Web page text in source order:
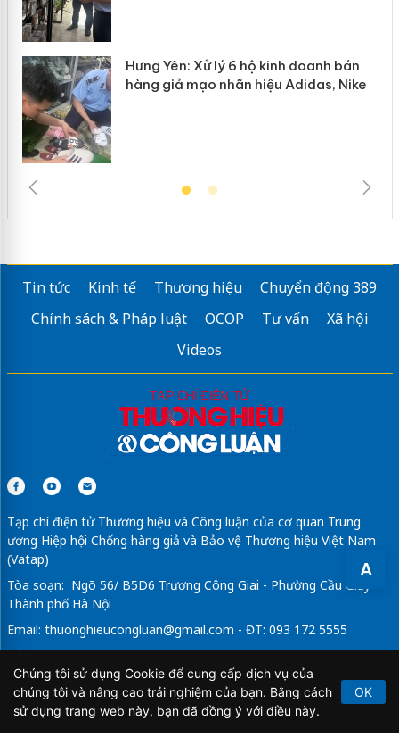
A
Hưng Yên: Xử lý 6 hộ kinh doanh bán
hàng giả mạo nhãn hiệu Adidas, Nike
Tin tức Kinh tế Thương hiệu
Chuyển động 389
Chính sách & Pháp luật
OCOP Tư vấn
Xã hội
Videos
Tạp chí điện tử Thương hiệu và Công luận của cơ quan Trung
ương Hiệp hội Chống hàng giả và Bảo vệ Thương hiệu Việt Nam
(Vatap)
Tòa soạn: Ngõ 56/ B5D6 Trương Công Giai - Phường Cầu Giấy -
Thành phố Hà Nội
Email: thuonghieucongluan@gmail.com - ĐT: 093 172 5555
Tổng Biên Tập: Vũ Đức Thuận
Giấy phép hoạt động báo chí điện tử số 64/GP-BTTTT do Bộ
Thông tin và Truyền thông cấp ngày 21/2/2020.
Chúng tôi sử dụng Cookie để cung cấp dịch vụ của
chúng tôi và nâng cao trải nghiệm của bạn. Bằng cách
sử dụng trang web này, bạn đã đồng ý với điều này.
OK